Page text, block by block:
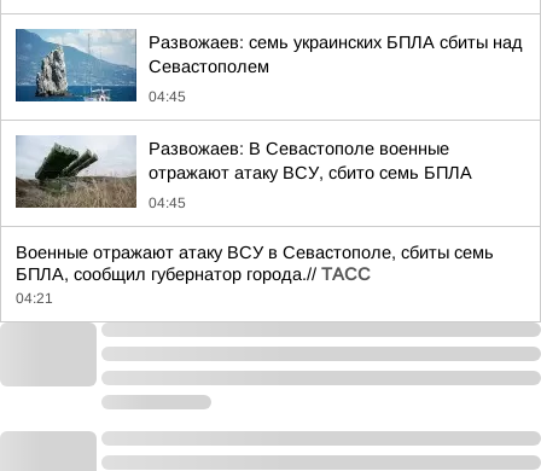
Развожаев: семь украинских БПЛА сбиты над
Севастополем
04:45
Развожаев: В Севастополе военные
отражают атаку ВСУ, сбито семь БПЛА
04:45
Военные отражают атаку ВСУ в Севастополе, сбиты семь
БПЛА, сообщил губернатор города.// ТАСС
04:21